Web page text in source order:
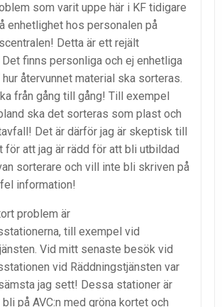
som varit uppe här i KF tidigare
enhetlighet hos personalen på
Detta är ett rejält
finns personliga och ej enhetliga
återvunnet material ska sorteras.
från gång till gång! Till exempel
ska det sorteras som plast och
Det är därför jag är skeptisk till
för att jag är rädd för att bli utbildad
sorterare och vill inte bli skriven på
information!
problem är
till exempel vid
Vid mitt senaste besök vid
vid Räddningstjänsten var
jag sett! Dessa stationer är
på AVC:n med gröna kortet och